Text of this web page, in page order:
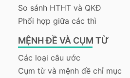
So sánh HTHT và QKĐ
Phối hợp giữa các thì
MỆNH ĐỀ VÀ CỤM TỪ
Các loại câu ước
Cụm từ và mệnh đề chỉ mục